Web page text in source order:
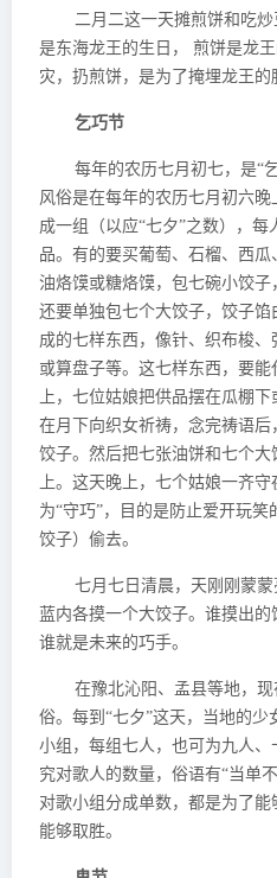
二月二这一天摊煎饼和吃
是东海龙王的生日， 煎饼是龙
灾，扔煎饼，是为了掩埋龙王的
乞巧节
每年的农历七月初七，是“
风俗是在每年的农历七月初六
成一组（以应“七夕”之数），
品。有的要买葡萄、石榴、西
油烙馍或糖烙馍，包七碗小饺子
还要单独包七个大饺子，饺子
成的七样东西，像针、织布梭
或算盘子等。这七样东西，要
上，七位姑娘把供品摆在瓜棚
在月下向织女祈祷，念完祷语
饺子。然后把七张油饼和七个
上。这天晚上，七个姑娘一齐
为“守巧”，目的是防止爱开玩笑
饺子）偷去。
七月七日清晨，天刚刚蒙
蓝内各摸一个大饺子。谁摸出的
谁就是未来的巧手。
在豫北沁阳、孟县等地，
俗。每到“七夕”这天，当地的
小组，每组七人，也可为九人
究对歌人的数量，俗语有“当单
对歌小组分成单数，都是为了能
能够取胜。